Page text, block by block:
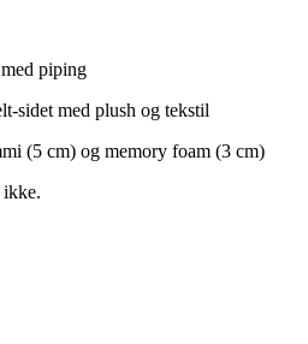
piping
sidet med plush og tekstil
(5 cm) og memory foam (3 cm)
ikke.